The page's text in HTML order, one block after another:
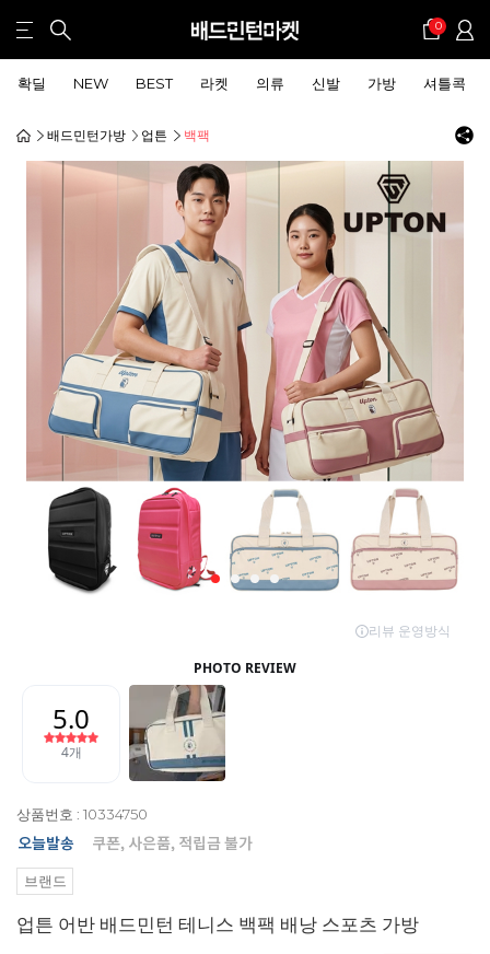
0
확딜 NEW BEST 라켓 의류 신발 가방 셔틀콕
배드민턴가방 업튼 백팩
상품번호 : 10334750
브랜드
업튼 어반 배드민턴 테니스 백팩 배낭 스포츠 가방